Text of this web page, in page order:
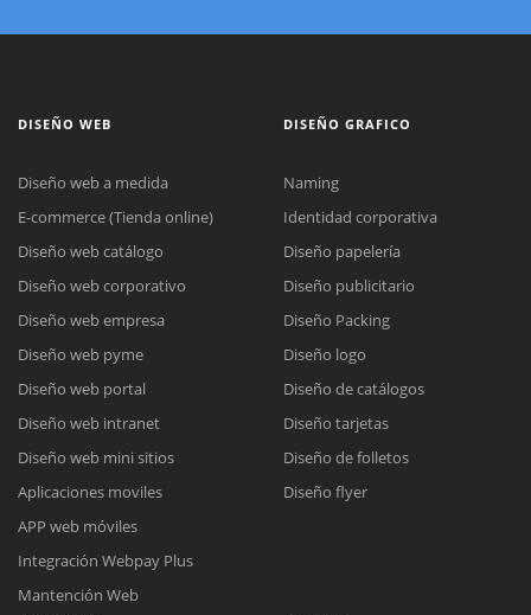
DISEÑO WEB
Diseño web a medida
E-commerce (Tienda online)
Diseño web catálogo
Diseño web corporativo
Diseño web empresa
Diseño web pyme
Diseño web portal
Diseño web intranet
Diseño web mini sitios
Aplicaciones moviles
APP web móviles
Integración Webpay Plus
Mantención Web
DISEÑO GRAFICO
Naming
Identidad corporativa
Diseño papelería
Diseño publicitario
Diseño Packing
Diseño logo
Diseño de catálogos
Diseño tarjetas
Diseño de folletos
Diseño flyer